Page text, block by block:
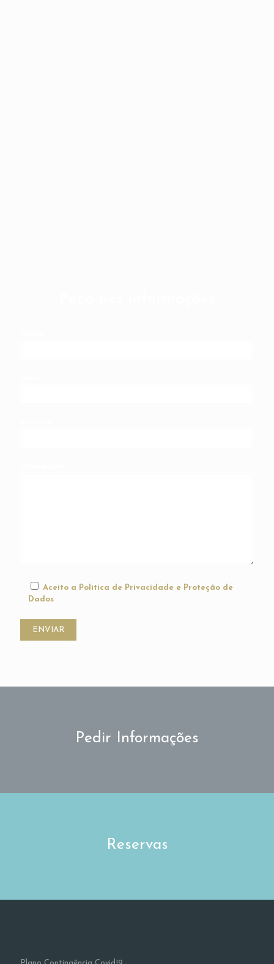
Aceito a Política de Privacidade e Proteção de
Dados
Pedir Informações
Reservas